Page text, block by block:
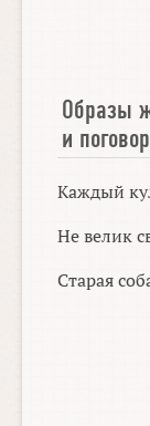
Образы
и
Каждый
Не велик
Старая